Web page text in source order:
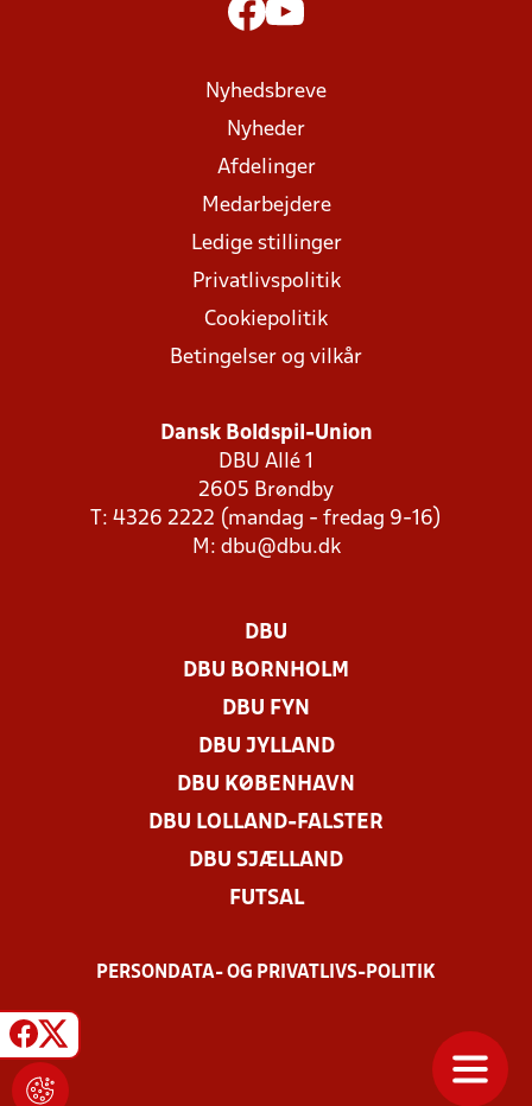
Nyhedsbreve
Nyheder
Afdelinger
Medarbejdere
Ledige stillinger
Privatlivspolitik
Cookiepolitik
Betingelser og vilkår
Dansk Boldspil-Union
DBU Allé 1
2605 Brøndby
T: 4326 2222 (mandag - fredag 9-16)
M: dbu@dbu.dk
DBU
DBU BORNHOLM
DBU FYN
DBU JYLLAND
DBU KØBENHAVN
DBU LOLLAND-FALSTER
DBU SJÆLLAND
FUTSAL
PERSONDATA- OG PRIVATLIVS-POLITIK